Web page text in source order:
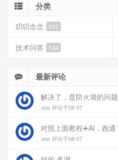
分类
叨叨念念 101
技术问答 134
最新评论
解决了，是防火墙的问题
ooo 评论于08-07
ooo 评论于08-07